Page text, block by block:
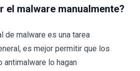
el malware manualmente?
de malware es una tarea
es mejor permitir que los
antimalware lo hagan